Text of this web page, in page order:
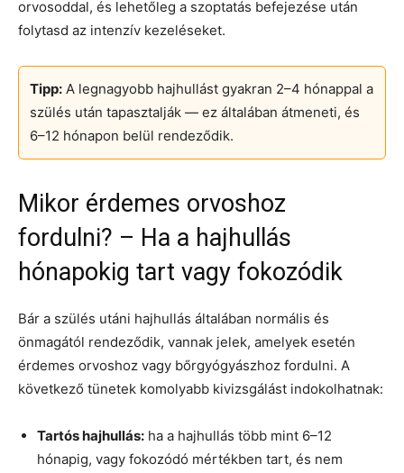
orvosoddal, és lehetőleg a szoptatás befejezése után
folytasd az intenzív kezeléseket.
Tipp: A legnagyobb hajhullást gyakran 2–4 hónappal a
szülés után tapasztalják — ez általában átmeneti, és
6–12 hónapon belül rendeződik.
Mikor érdemes orvoshoz
fordulni? – Ha a hajhullás
hónapokig tart vagy fokozódik
Bár a szülés utáni hajhullás általában normális és
önmagától rendeződik, vannak jelek, amelyek esetén
érdemes orvoshoz vagy bőrgyógyászhoz fordulni. A
következő tünetek komolyabb kivizsgálást indokolhatnak:
Tartós hajhullás: ha a hajhullás több mint 6–12
hónapig, vagy fokozódó mértékben tart, és nem